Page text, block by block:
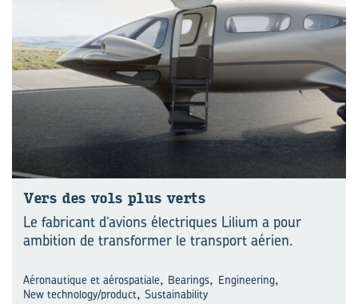
Vers des vols plus verts
Le fabricant d’avions électriques Lilium a pour
ambition de transformer le transport aérien.
Aéronautique et aérospatiale, Bearings, Engineering,
New technology/product, Sustainability